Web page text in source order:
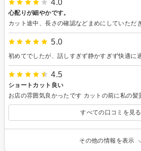
4.0
心配りが細やかです。
5.0
4.5
ショートカット良い
すべての口コミを見る
その他の情報を表示